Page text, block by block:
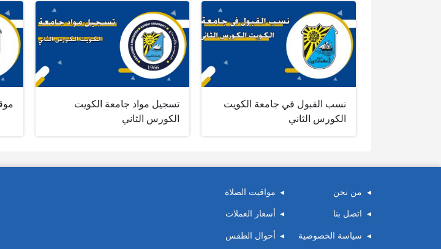
نسب القبول في جامعة الكويت
الكورس الثاني
تسجيل مواد جامعة الكويت
الكورس الثاني
من نحن
اتصل بنا
سياسة الخصوصية
مواقيت الصلاة
أسعار العملات
أحوال الطقس